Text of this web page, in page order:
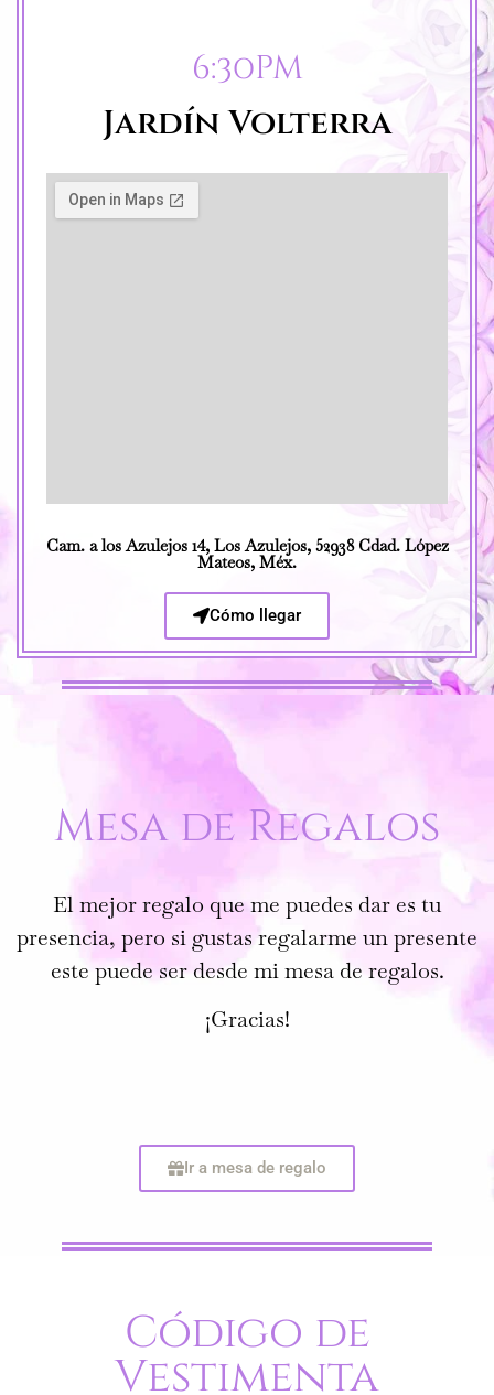
6:30pm
Jardín Volterra
Cam. a los Azulejos 14, Los Azulejos, 52938 Cdad. López
Mateos, Méx.
Cómo llegar
Mesa de Regalos
El mejor regalo que me puedes dar es tu
presencia, pero si gustas regalarme un presente
este puede ser desde mi mesa de regalos.
¡Gracias!
Ir a mesa de regalo
Código de
Vestimenta